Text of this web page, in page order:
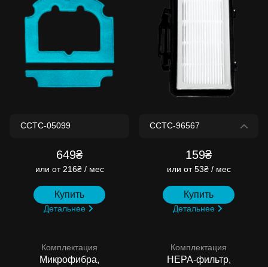
649₴
или от 216₴ / мес
Купить
Детальнее
Комплектация
Микрофибра,
159₴
или от 53₴ / мес
Купить
Детальнее
Комплектация
HEPA-фильтр,